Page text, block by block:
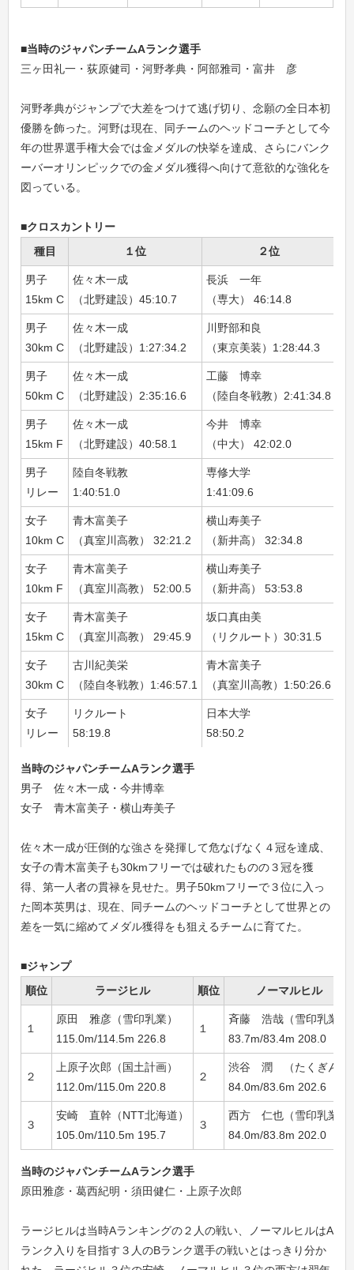
■当時のジャパンチームAランク選手
三ヶ田礼一・荻原健司・河野孝典・阿部雅司・富井 彦
河野孝典がジャンプで大差をつけて逃げ切り、念願の全日本初
優勝を飾った。河野は現在、同チームのヘッドコーチとして今
年の世界選手権大会では金メダルの快挙を達成、さらにバンク
ーバーオリンピックでの金メダル獲得へ向けて意欲的な強化を
図っている。
■クロスカントリー
種目
１位 ２位
男子
15km C
佐々木一成
（北野建設）45:10.7
長浜 一年
（専大） 46:14.8
男子
30km C
佐々木一成
（北野建設）1:27:34.2
川野部和良
（東京美装）1:28:44.3
男子
50km C
佐々木一成
（北野建設）2:35:16.6
工藤 博幸
（陸自冬戦教）2:41:34.8
男子
15km F
佐々木一成
（北野建設）40:58.1
今井 博幸
（中大） 42:02.0
男子
リレー
陸自冬戦教
1:40:51.0
専修大学
1:41:09.6
女子
10km C
青木富美子
（真室川高教） 32:21.2
横山寿美子
（新井高） 32:34.8
女子
10km F
青木富美子
（真室川高教） 52:00.5
横山寿美子
（新井高） 53:53.8
女子
15km C
青木富美子
（真室川高教） 29:45.9
坂口真由美
（リクルート）30:31.5
女子
30km C
古川紀美栄
（陸自冬戦教）1:46:57.1
青木富美子
（真室川高教）1:50:26.6
女子
リレー
リクルート
58:19.8
日本大学
58:50.2
当時のジャパンチームAランク選手
男子 佐々木一成・今井博幸
女子 青木富美子・横山寿美子
佐々木一成が圧倒的な強さを発揮して危なげなく４冠を達成、
女子の青木富美子も30kmフリーでは破れたものの３冠を獲
得、第一人者の貫禄を見せた。男子50kmフリーで３位に入っ
た岡本英男は、現在、同チームのヘッドコーチとして世界との
差を一気に縮めてメダル獲得をも狙えるチームに育てた。
■ジャンプ
順位
ラージヒル 順位 ノーマルヒル
１
原田 雅彦（雪印乳業）
115.0m/114.5m 226.8
１
斉藤 浩哉（雪印乳業）
83.7m/83.4m 208.0
２
上原子次郎（国土計画）
112.0m/115.0m 220.8
２
渋谷 潤 （たくぎん）
84.0m/83.6m 202.6
３
安崎 直幹（NTT北海道）
105.0m/110.5m 195.7
３
西方 仁也（雪印乳業）
84.0m/83.8m 202.0
当時のジャパンチームAランク選手
原田雅彦・葛西紀明・須田健仁・上原子次郎
ラージヒルは当時Aランキングの２人の戦い、ノーマルヒルはA
ランク入りを目指す３人のBランク選手の戦いとはっきり分か